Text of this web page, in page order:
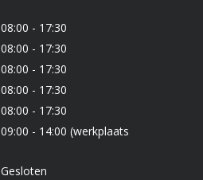
08:00 - 17:30
08:00 - 17:30
08:00 - 17:30
08:00 - 17:30
08:00 - 17:30
09:00 - 14:00 (werkplaats
Gesloten